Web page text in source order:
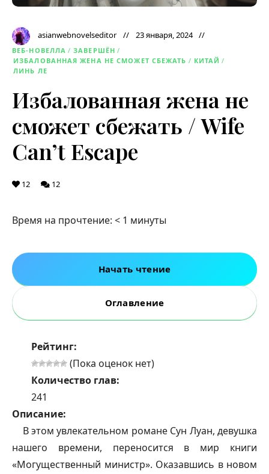
asianwebnovelseditor 23 января, 2024
ВЕБ-НОВЕЛЛА / ЗАВЕРШЁН /
ИЗБАЛОВАННАЯ ЖЕНА НЕ СМОЖЕТ СБЕЖАТЬ / КИТАЙ /
ЛИНЬ ЛЕ
Избалованная жена не
сможет сбежать / Wife
Can’t Escape
12 12
Время на прочтение: < 1 минуты
Начать чтение
Оглавление
Рейтинг:
(Пока оценок нет)
Количество глав:
241
Описание:
В этом увлекательном романе Сун Луан, девушка
нашего времени, переносится в мир книги
«Могущественный министр». Оказавшись в новом